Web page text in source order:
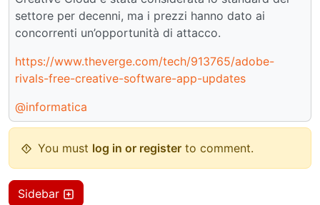
settore per decenni, ma i prezzi hanno dato ai
concorrenti un’opportunità di attacco.
https://www.theverge.com/tech/913765/adobe-
rivals-free-creative-software-app-updates
@informatica
You must log in or register to comment.
Sidebar